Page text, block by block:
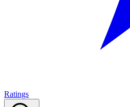
Ratings